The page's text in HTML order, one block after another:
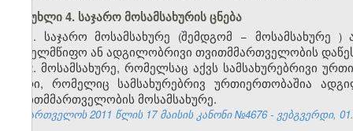
მუხლი 4. საჯარო მოსამსახურის ცნება
1. საჯარო მოსამსახურე (შემდგომ − მოსამსახურე )
სახელმწიფო ან ადგილობრივი თვითმმართველობის
2. მოსამსახურე, რომელსაც აქვს სამსახურებრივი
პირი, რომელიც სამსახურებრივ ურთიერთობაშია
თვითმმართველობის მოსამსახურე.
საქართველოს 2011 წლის 17 მაისის კანონი №4676 - ვებგვერდი,